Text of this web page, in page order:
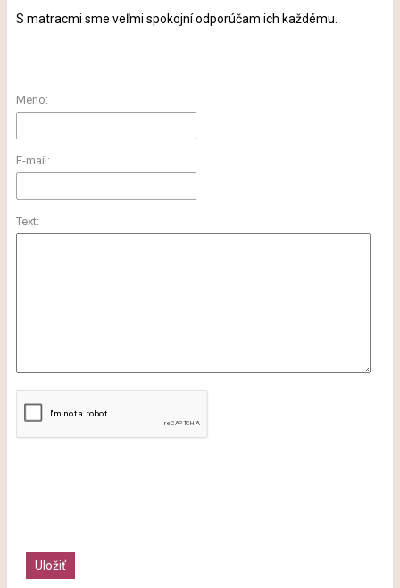
S matracmi sme veľmi spokojní odporúčam ich každému.
Meno:
E-mail:
Text: